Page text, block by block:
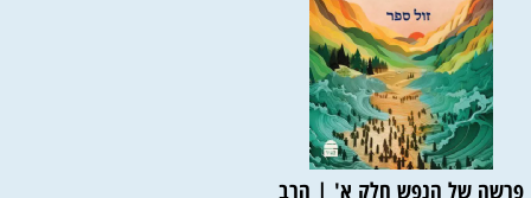
פרשה של הנפש חלק א' | הרב